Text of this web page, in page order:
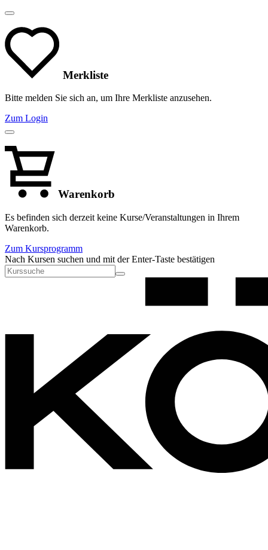
Merkliste
Bitte melden Sie sich an, um Ihre Merkliste anzusehen.
Zum Login
Warenkorb
Es befinden sich derzeit keine Kurse/Veranstaltungen in Ihrem
Warenkorb.
Zum Kursprogramm
Nach Kursen suchen und mit der Enter-Taste bestätigen